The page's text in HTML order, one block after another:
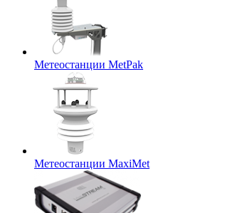
Метеостанции MetPak
Метеостанции MaxiMet